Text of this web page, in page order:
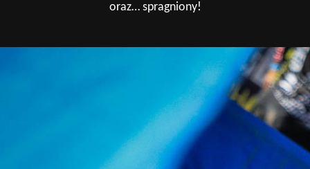
oraz… spragniony!